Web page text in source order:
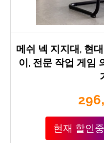
메쉬 넥 지지대, 현
이, 전문 작업 게임
현재 할인